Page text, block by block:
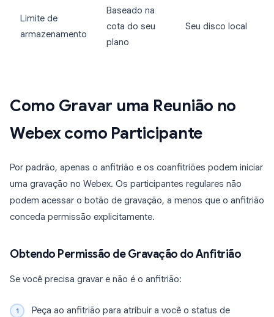
Limite de
armazenamento
Baseado na
cota do seu
plano
Seu disco local
Como Gravar uma Reunião no
Webex como Participante
Por padrão, apenas o anfitrião e os coanfitriões podem iniciar
uma gravação no Webex. Os participantes regulares não
podem acessar o botão de gravação, a menos que o anfitrião
conceda permissão explicitamente.
Obtendo Permissão de Gravação do Anfitrião
Se você precisa gravar e não é o anfitrião:
Peça ao anfitrião para atribuir a você o status de